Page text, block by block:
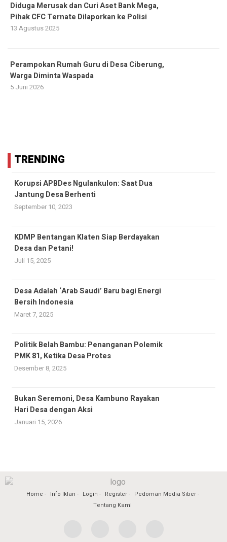
Diduga Merusak dan Curi Aset Bank Mega,
Pihak CFC Ternate Dilaporkan ke Polisi
13 Agustus 2025
Perampokan Rumah Guru di Desa Ciberung,
Warga Diminta Waspada
5 Juni 2026
TRENDING
Korupsi APBDes Ngulankulon: Saat Dua
Jantung Desa Berhenti
September 10, 2023
KDMP Bentangan Klaten Siap Berdayakan
Desa dan Petani!
Juli 15, 2025
Desa Adalah ‘Arab Saudi’ Baru bagi Energi
Bersih Indonesia
Maret 7, 2025
Politik Belah Bambu: Penanganan Polemik
PMK 81, Ketika Desa Protes
Desember 8, 2025
Bukan Seremoni, Desa Kambuno Rayakan
Hari Desa dengan Aksi
Januari 15, 2026
Home Info Iklan Login Register
Pedoman Media Siber
Tentang Kami